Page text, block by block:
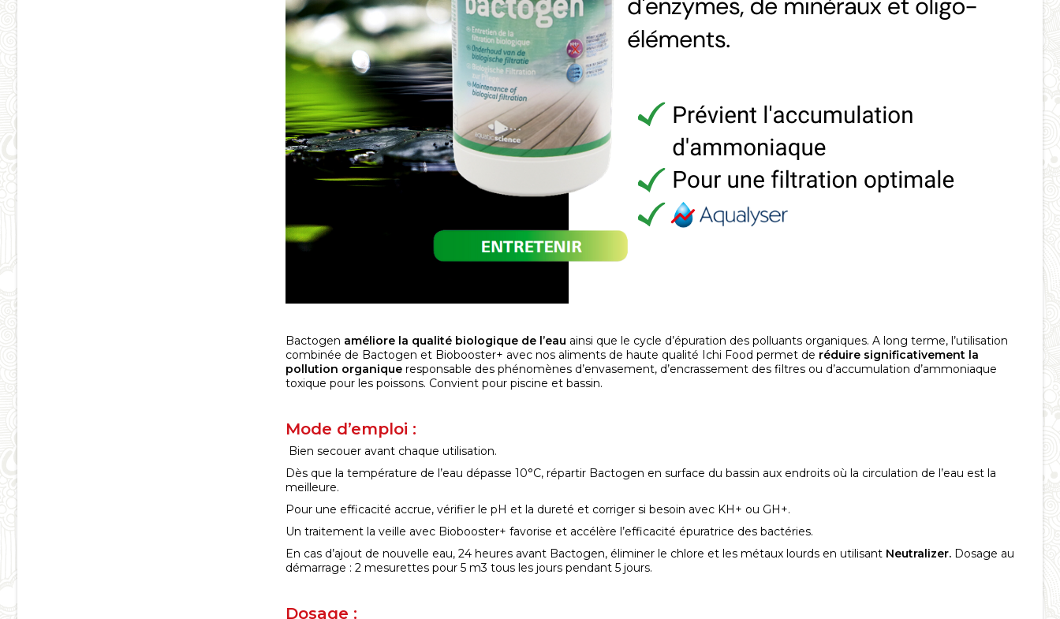
Bactogen améliore la qualité biologique de l’eau ainsi que le cycle d’épuration des polluants organiques. A long terme, l’utilisation
combinée de Bactogen et Biobooster+ avec nos aliments de haute qualité Ichi Food permet de réduire significativement la
pollution organique responsable des phénomènes d’envasement, d’encrassement des filtres ou d’accumulation d’ammoniaque
toxique pour les poissons. Convient pour piscine et bassin.
Mode d’emploi :
Bien secouer avant chaque utilisation.
Dès que la température de l’eau dépasse 10°C, répartir Bactogen en surface du bassin aux endroits où la circulation de l’eau est la
meilleure.
Pour une efficacité accrue, vérifier le pH et la dureté et corriger si besoin avec KH+ ou GH+.
Un traitement la veille avec Biobooster+ favorise et accélère l’efficacité épuratrice des bactéries.
En cas d’ajout de nouvelle eau, 24 heures avant Bactogen, éliminer le chlore et les métaux lourds en utilisant Neutralizer. Dosage au
démarrage : 2 mesurettes pour 5 m3 tous les jours pendant 5 jours.
Dosage :